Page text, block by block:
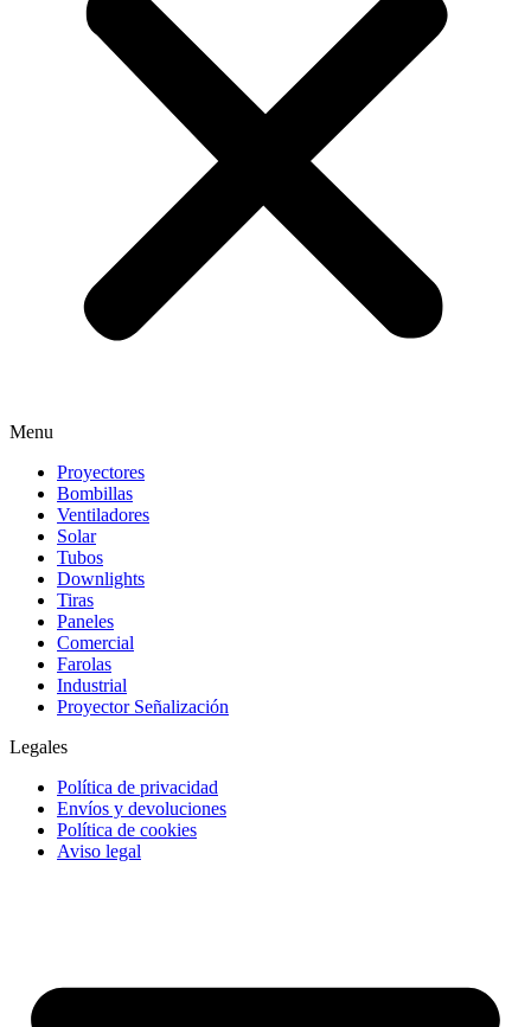
Menu
Proyectores
Bombillas
Ventiladores
Solar
Tubos
Downlights
Tiras
Paneles
Comercial
Farolas
Industrial
Proyector Señalización
Legales
Política de privacidad
Envíos y devoluciones
Política de cookies
Aviso legal